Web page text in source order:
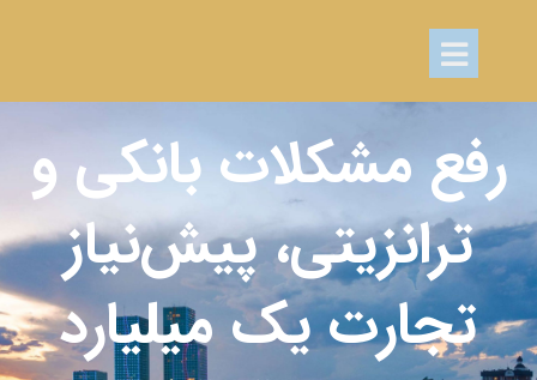
رفع مشکلات بانکی و
ترانزیتی، پیش‌نیاز
تجارت یک میلیارد